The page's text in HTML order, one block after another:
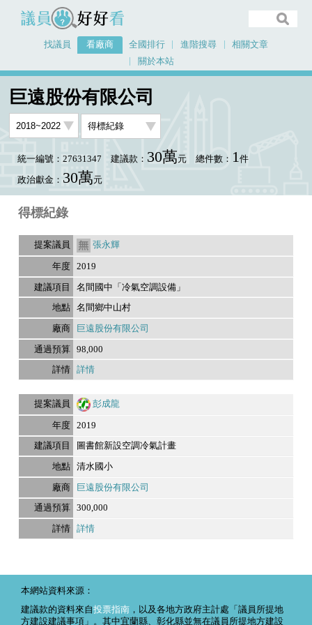
議員好好看
找議員 看廠商 全國排行 進階搜尋
相關文章
關於本站
巨遠股份有限公司
統一編號：27631347 建議款： 30萬元 總件數： 1件
政治獻金： 30萬元
得標紀錄
張永輝
2019
名間國中「冷氣空調設備」
名間鄉中山村
巨遠股份有限公司
98,000
詳情
彭成龍
2019
圖書館新設空調冷氣計畫
清水國小
巨遠股份有限公司
300,000
詳情
本網站資料來源：
建議款的資料來自投票指南 ，以及各地方政府主計處「議員所提地
方建設建議事項」。其中宜蘭縣、彰化縣並無在議員所提地方建設